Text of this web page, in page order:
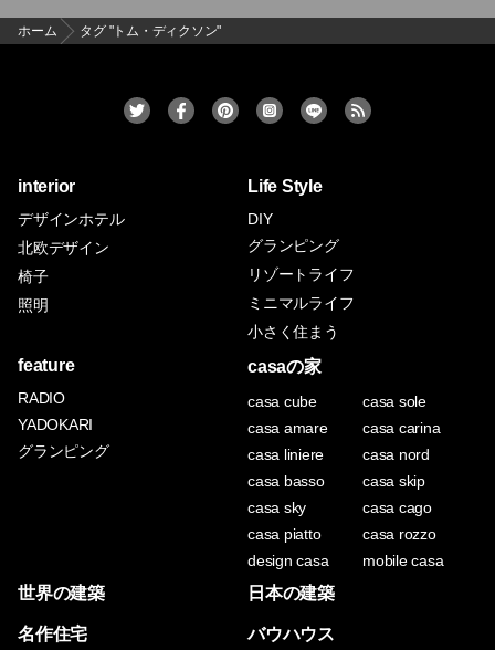
ホーム タグ "トム・ディクソン"
interior
デザインホテル
北欧デザイン
椅子
照明
Life Style
DIY
グランピング
リゾートライフ
ミニマルライフ
小さく住まう
feature
RADIO
YADOKARI
グランピング
casaの家
casa cube
casa sole
casa amare
casa carina
casa liniere
casa nord
casa basso
casa skip
casa sky
casa cago
casa piatto
casa rozzo
design casa
mobile casa
世界の建築 日本の建築
名作住宅 バウハウス